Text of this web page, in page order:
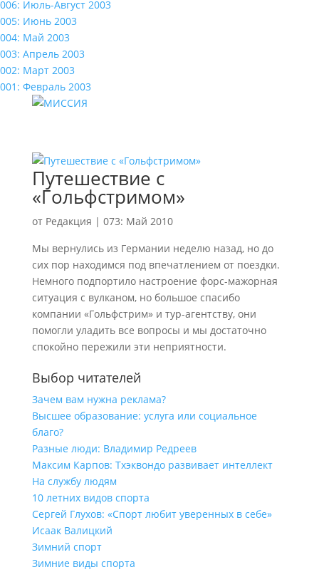
006: Июль-Август 2003
005: Июнь 2003
004: Май 2003
003: Апрель 2003
002: Март 2003
001: Февраль 2003
Путешествие с
«Гольфстримом»
от Редакция | 073: Май 2010
Мы вернулись из Германии неделю назад, но до
сих пор находимся под впечатлением от поездки.
Немного подпортило настроение форс-мажорная
ситуация с вулканом, но большое спасибо
компании «Гольфстрим» и тур-агентству, они
помогли уладить все вопросы и мы достаточно
спокойно пережили эти неприятности.
Выбор читателей
Зачем вам нужна реклама?
Высшее образование: услуга или социальное
благо?
Разные люди: Владимир Редреев
Максим Карпов: Тхэквондо развивает интеллект
На службу людям
10 летних видов спорта
Сергей Глухов: «Спорт любит уверенных в себе»
Исаак Валицкий
Зимний спорт
Зимние виды спорта